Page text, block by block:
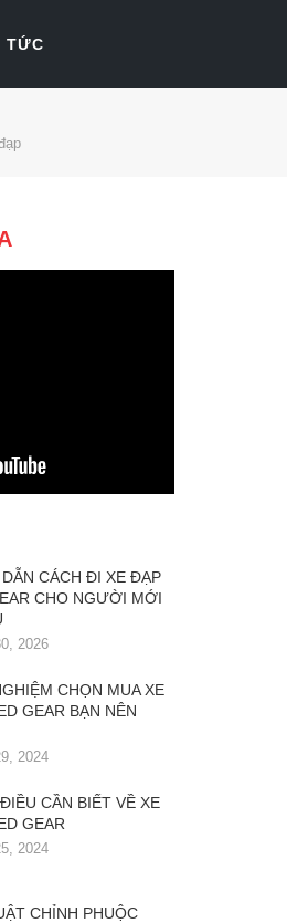
TỨC
CÁCH ĐI XE ĐẠP
CHO NGƯỜI MỚI
2026
CHỌN MUA XE
GEAR BẠN NÊN
2024
CẦN BIẾT VỀ XE
GEAR
2024
CHỈNH PHUỘC